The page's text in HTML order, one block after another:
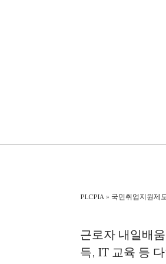
PLCPIA » 국민취업지원제
근로자 내일배
득, IT 교육 등